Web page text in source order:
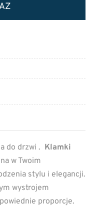
do drzwi . Klamki
w Twoim
stylu i elegancji.
wystrojem
proporcje.